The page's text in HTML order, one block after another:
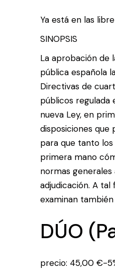
Ya está en las
SINOPSIS
La aprobación de
pública española
Directivas de
públicos regulada
nueva Ley, en
disposiciones que
para que tanto
primera mano
normas
adjudicación. A
examinan
DÚO
precio: 45,00 €-